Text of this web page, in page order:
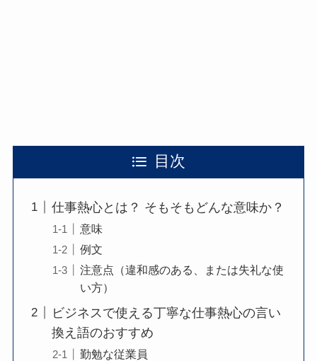
目次
仕事熱心とは？ そもそもどんな意味か？
意味
例文
注意点（違和感のある、または失礼な使
い方）
ビジネスで使える丁寧な仕事熱心の言い
換え語のおすすめ
勤勉な従業員